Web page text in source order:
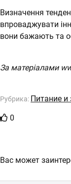
Визначення
впроваджувати
вони бажають та
За матеріалами
Рубрика: Питание и
0
Ваc может